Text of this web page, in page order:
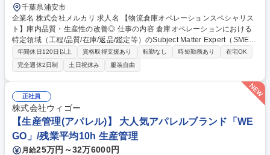
千葉県浦安市
企業名 株式会社メルカリ 求人名 【物流倉庫オペレーションスペシャリス
ト】庫内品質・生産性の改善◎ 仕事の内容 倉庫オペレーションにおける
特定領域（工程/品質/在庫/返品/鑑定等）のSubject Matter Expert（SME）
として、現場の事実とデータに基づき、原因特定から改善施策の実装・定
着までを担います。 ■倉庫内オペレーションの運用・改善推進：入荷・保
管・出荷・返品・検品/鑑定等の庫内プロセスにおける、安定稼働の維持と
ボトルネック解消 ■3PLとの協働による改善の実装・定着：3PL現場責任
者/リーダーと連携し、品質・納期・生産性の課題を特定→対策→定着まで
推進■インシデント対応・再発防止■標準化(SOP/教育/監査)を“使われる
形”にする ■WMS等のシステム活用と現場運用の接続など 募集職種 【物流
倉庫オペレーションスペシャリスト】庫内品質・生産性の改善◎
年間休日120日以上 資格取得支援あり 転勤なし 時短勤務あり
在宅OK
完全週休2日制
土日祝休み 服装自由
正社員
株式会社ウィゴー
【生産管理(アパレル)】 大人気アパレルブランド「WE
GO」/残業平均10h 生産管理
月給25万円～32万6000円